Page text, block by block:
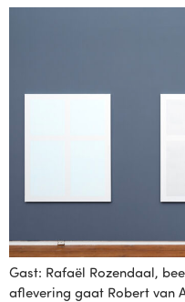
Gast: Rafaël Rozendaal,
aflevering gaat Robert van